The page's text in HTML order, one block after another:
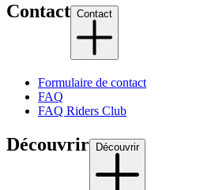
Contact Contact
Formulaire de contact
FAQ
FAQ Riders Club
Découvrir Découvrir